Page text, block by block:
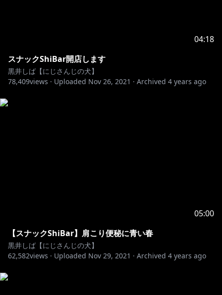
04:18
スナックShiBar開店します
黒井しば【にじさんじの犬】
78,409views · Uploaded Nov 26, 2021 · Archived 4 years ago
05:00
【スナックShiBar】肩こり便秘に青い春
黒井しば【にじさんじの犬】
62,582views · Uploaded Nov 29, 2021 · Archived 4 years ago